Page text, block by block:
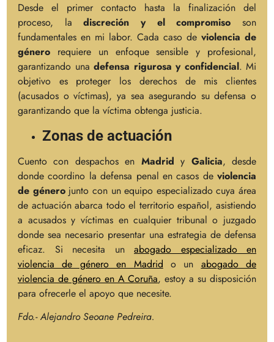
Desde el primer contacto hasta la finalización del
proceso, ladiscreción y el compromiso son
fundamentales en mi labor. Cada caso de violencia de
género requiere un enfoque sensible y profesional,
garantizando una defensa rigurosa y confidencial. Mi
objetivo es proteger los derechos de mis clientes
(acusados o víctimas), ya sea asegurando su defensa o
garantizando que la víctima obtenga justicia.
Zonas de actuación
Cuento con despachos en Madrid y Galicia, desde
donde coordino la defensa penal en casos de violencia
de génerojunto con un equipo especializado cuya área
de actuación abarca todo el territorio español, asistiendo
a acusados y víctimas en cualquier tribunal o juzgado
donde sea necesario presentar una estrategia de defensa
eficaz. Si necesita un abogado especializado en
violencia de género en Madrid o un abogado de
violencia de género en A Coruña, estoy a su disposición
para ofrecerle el apoyo que necesite.
Fdo.- Alejandro Seoane Pedreira.